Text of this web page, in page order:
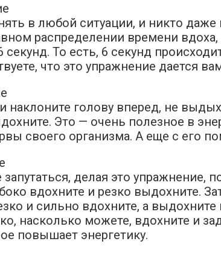
в любой ситуации, и никто даже
распределении времени
секунд. То есть, 6 секунд
что это упражнение дается
наклоните голову вперед, не
Это — очень полезное в
своего организма. А еще с его
делая это
вдохните и резко выдохните.
и сильно вдохните, а
насколько можете, вдохните и
повышает энергетику.